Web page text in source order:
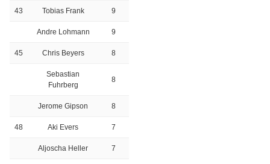
43 Tobias Frank 9
Andre Lohmann 9
45 Chris Beyers 8
Sebastian
Fuhrberg
8
Jerome Gipson 8
48 Aki Evers 7
Aljoscha Heller 7